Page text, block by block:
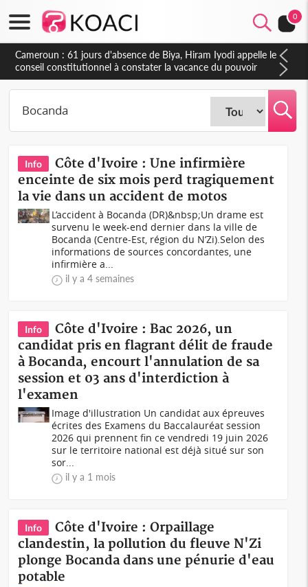
0
Côte d'Ivoire : Fin de la pagaille au PDCI-RDA, Lessiehi bannit
les mouvements sauvages
Info
Côte d'Ivoire : Une infirmière
enceinte de six mois perd tragiquement
la vie dans un accident de motos
L’accident à Bocanda (DR)&nbsp;Un drame est
survenu le week-end dernier dans la ville de
Bocanda (Centre-Est, région du N’Zi).Selon des
informations de sources concordantes, une
infirmière a...
il y a 4 semaines
Info
Côte d'Ivoire : Bac 2026, un
candidat pris en flagrant délit de fraude
à Bocanda, encourt l'annulation de sa
session et 03 ans d'interdiction à
l'examen
Image d'illustration Un candidat aux épreuves
écrites des Examens du Baccalauréat session
2026 qui prennent fin ce vendredi 19 juin 2026
sur le territoire national est déjà situé sur son
sor...
il y a 1 mois
Info
Côte d'Ivoire : Orpaillage
clandestin, la pollution du fleuve N'Zi
plonge Bocanda dans une pénurie d'eau
potable